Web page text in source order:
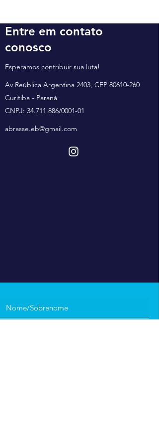
Entre em contato
conosco
Esperamos contribuir sua luta!
Av Reública Argentina 2403, CEP 80610-260
Curitiba - Paraná
CNPJ: 34.711.886/0001-01
abrasse.eb@gmail.com